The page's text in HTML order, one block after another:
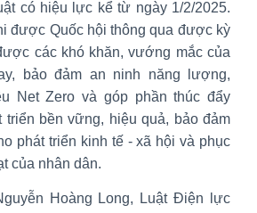
có hiệu lực kể từ ngày 1/2/2025.
được Quốc hội thông qua được kỳ
các khó khăn, vướng mắc của
bảo đảm an ninh năng lượng,
Net Zero và góp phần thúc đẩy
triển bền vững, hiệu quả, bảo đảm
phát triển kinh tế - xã hội và phục
của nhân dân.
Hoàng Long, Luật Điện lực